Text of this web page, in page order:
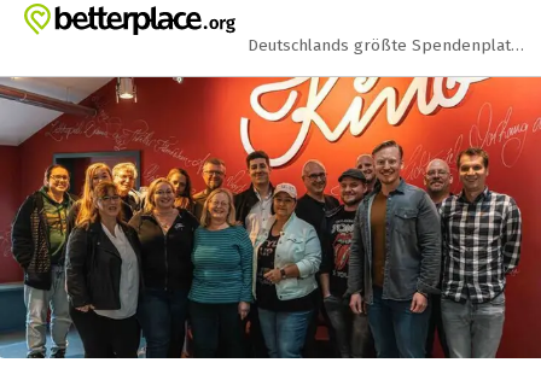
Zum Hauptinhalt springen
Erklärung zur Barrierefreiheit anzeigen
Deutschlands größte Spendenplattform